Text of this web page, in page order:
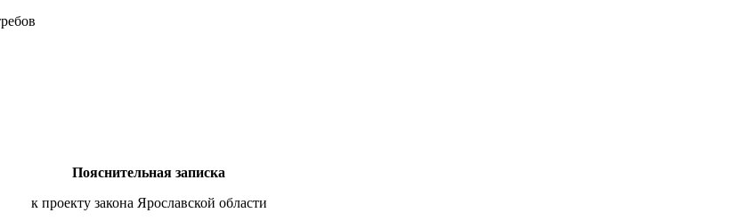
Пояснительная записка
к проекту закона Ярославской области